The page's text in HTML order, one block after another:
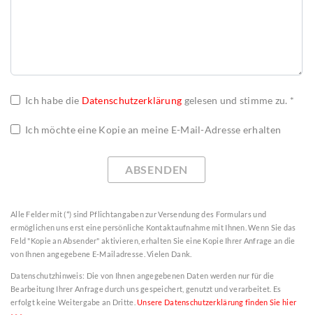
Ich habe die Datenschutzerklärung gelesen und stimme zu. *
Ich möchte eine Kopie an meine E-Mail-Adresse erhalten
ABSENDEN
Alle Felder mit (*) sind Pflichtangaben zur Versendung des Formulars und
ermöglichen uns erst eine persönliche Kontaktaufnahme mit Ihnen. Wenn Sie das
Feld "Kopie an Absender" aktivieren, erhalten Sie eine Kopie Ihrer Anfrage an die
von Ihnen angegebene E-Mailadresse. Vielen Dank.
Datenschutzhinweis: Die von Ihnen angegebenen Daten werden nur für die
Bearbeitung Ihrer Anfrage durch uns gespeichert, genutzt und verarbeitet. Es
erfolgt keine Weitergabe an Dritte.Unsere Datenschutzerklärung finden Sie hier